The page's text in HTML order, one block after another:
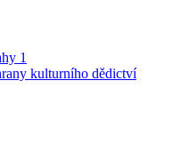
1
kulturního dědictví